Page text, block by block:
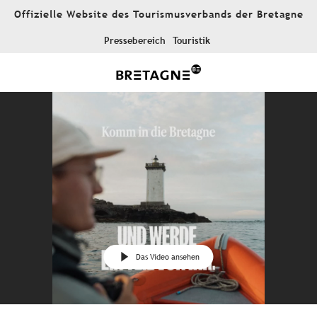
AllerOffizielle Website des Tourismusverbands der Bretagne
Pressebereich Touristik
Das Video ansehen